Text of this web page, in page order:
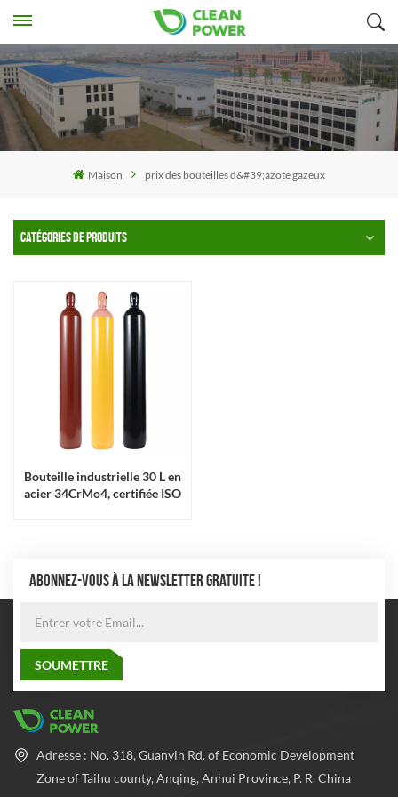
Maison prix des bouteilles d&#39;azote gazeux
CATÉGORIES DE PRODUITS
Bouteille industrielle 30 L en
acier 34CrMo4, certifiée ISO
ABONNEZ-VOUS À LA NEWSLETTER GRATUITE !
Adresse : No. 318, Guanyin Rd. of Economic Development
Zone of Taihu county, Anqing, Anhui Province, P. R. China